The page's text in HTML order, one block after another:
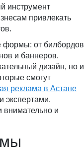
инструмент
привлекать
формы: от билбордов
и баннеров.
дизайн, но и
смогут
реклама в Астане
экспертами.
внимательно и